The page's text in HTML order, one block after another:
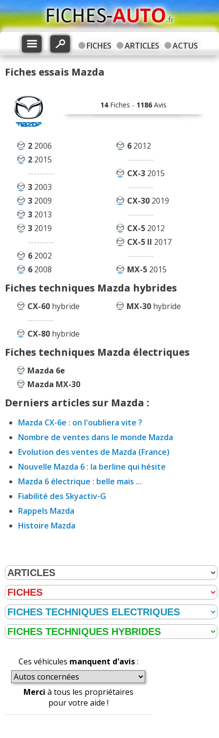
FICHES ARTICLES ACTUS
Fiches essais Mazda
14Fiches - 1186 Avis
2 2006
2 2015
---------
3 2003
3 2009
3 2013
3 2019
---------
6 2002
6 2008
6 2012
---------
CX-3 2015
---------
CX-30 2019
---------
CX-5 2012
CX-5 II 2017
---------
MX-5 2015
Fiches techniques Mazda hybrides
CX-60 hybride
---------
CX-80 hybride
MX-30 hybride
Fiches techniques Mazda électriques
Mazda 6e
Mazda MX-30
Derniers articles sur Mazda :
Mazda CX-6e : on l'oubliera vite ?
Nombre de ventes dans le monde Mazda
Evolution des ventes de Mazda (France)
Nouvelle Mazda 6 : la berline qui hésite
Mazda 6 électrique : belle mais ...
Fiabilité des Skyactiv-G
Rappels Mazda
Histoire Mazda
Ces véhicules manquent d'avis:
Merci à tous les propriétaires
pour votre aide !